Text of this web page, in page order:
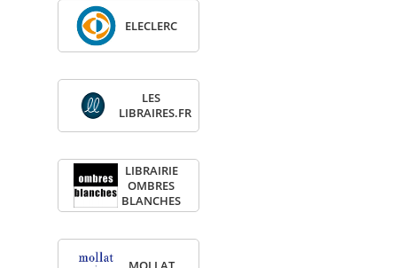
ELE­CLERC
LES
LIBRAIRES.FR
LIBRAI­RIE
OMBRES
BLANCHES